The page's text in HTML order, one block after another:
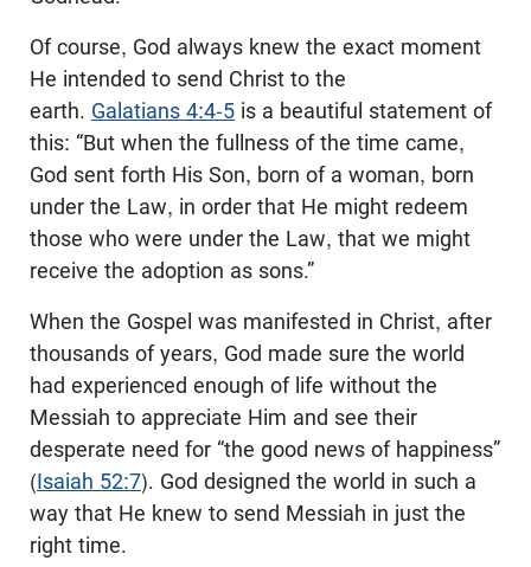
Of course, God always knew the exact moment
He intended to send Christ to the
earth. Galatians 4:4-5 is a beautiful statement of
this: “But when the fullness of the time came,
God sent forth His Son, born of a woman, born
under the Law, in order that He might redeem
those who were under the Law, that we might
receive the adoption as sons.”
When the Gospel was manifested in Christ, after
thousands of years, God made sure the world
had experienced enough of life without the
Messiah to appreciate Him and see their
desperate need for “the good news of happiness”
(Isaiah 52:7). God designed the world in such a
way that He knew to send Messiah in just the
right time.